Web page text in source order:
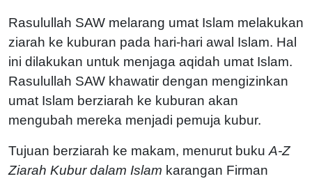
Rasulullah SAW melarang umat Islam melakukan
ziarah ke kuburan pada hari-hari awal Islam. Hal
ini dilakukan untuk menjaga aqidah umat Islam.
Rasulullah SAW khawatir dengan mengizinkan
umat Islam berziarah ke kuburan akan
mengubah mereka menjadi pemuja kubur.
Tujuan berziarah ke makam, menurut buku A-Z
Ziarah Kubur dalam Islam karangan Firman